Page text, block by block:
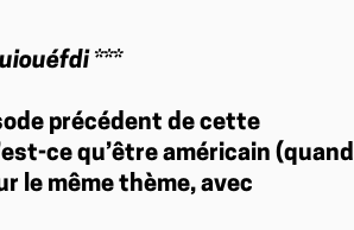
***
précédent de cette
ce qu’être américain (quand
le même thème, avec